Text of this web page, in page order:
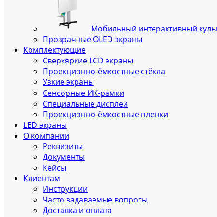
Мобильный интерактивный
Прозрачные OLED экраны
Комплектующие
Сверхяркие LCD экраны
Проекционно-ёмкостные стёкла
Узкие экраны
Сенсорные ИК‑рамки
Специальные дисплеи
Проекционно-ёмкостные пленки
LED экраны
О компании
Реквизиты
Документы
Кейсы
Клиентам
Инструкции
Часто задаваемые вопросы
Доставка и оплата